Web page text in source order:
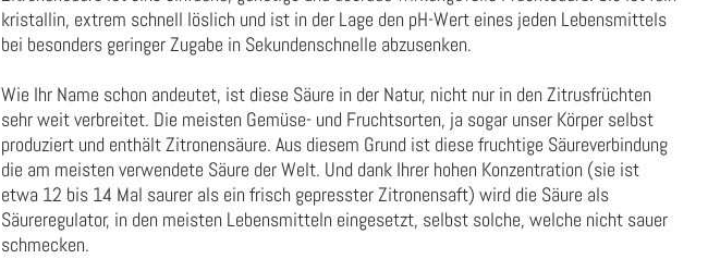
kristallin, extrem schnell löslich und ist in der Lage den pH-Wert eines jeden Lebensmittels
bei besonders geringer Zugabe in Sekundenschnelle abzusenken.
Wie Ihr Name schon andeutet, ist diese Säure in der Natur, nicht nur in den Zitrusfrüchten
sehr weit verbreitet. Die meisten Gemüse- und Fruchtsorten, ja sogar unser Körper selbst
produziert und enthält Zitronensäure. Aus diesem Grund ist diese fruchtige Säureverbindung
die am meisten verwendete Säure der Welt. Und dank Ihrer hohen Konzentration (sie ist
etwa 12 bis 14 Mal saurer als ein frisch gepresster Zitronensaft) wird die Säure als
Säureregulator, in den meisten Lebensmitteln eingesetzt, selbst solche, welche nicht sauer
schmecken.